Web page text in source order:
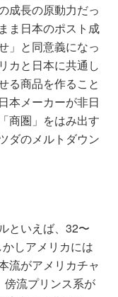
成長の原動力だっ
ま日本のポスト成
」と同意義になっ
カと日本に共通し
る商品を作ること
本メーカーが非日
商圏」をはみ出す
ダのメルトダウン
といえば、32〜
しアメリカには
流がアメリカチャ
傍流プリンス系が